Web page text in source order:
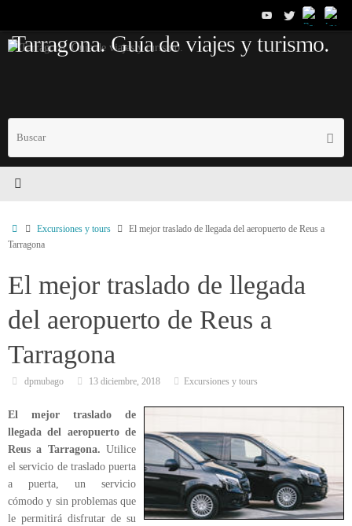
contenido
Tarragona. Guía de viajes y turismo.
InicioExcursiones y tours
El mejor traslado de llegada del aeropuerto de Reus a
Tarragona
El mejor traslado de llegada
del aeropuerto de Reus a
Tarragona
dpmubago 13 diciembre, 2018 Excursiones y tours
El mejor traslado de
llegada del aeropuerto de
Reus a Tarragona. Utilice
el servicio de traslado puerta
a puerta, un servicio
cómodo y sin problemas que
le permitirá disfrutar de su